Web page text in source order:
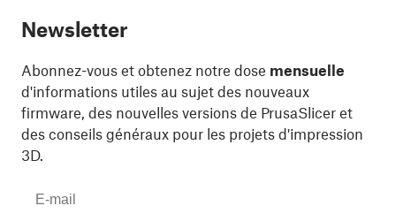
Newsletter
Abonnez-vous et obtenez notre dose mensuelle
d'informations utiles au sujet des nouveaux
firmware, des nouvelles versions de PrusaSlicer et
des conseils généraux pour les projets d'impression
3D.